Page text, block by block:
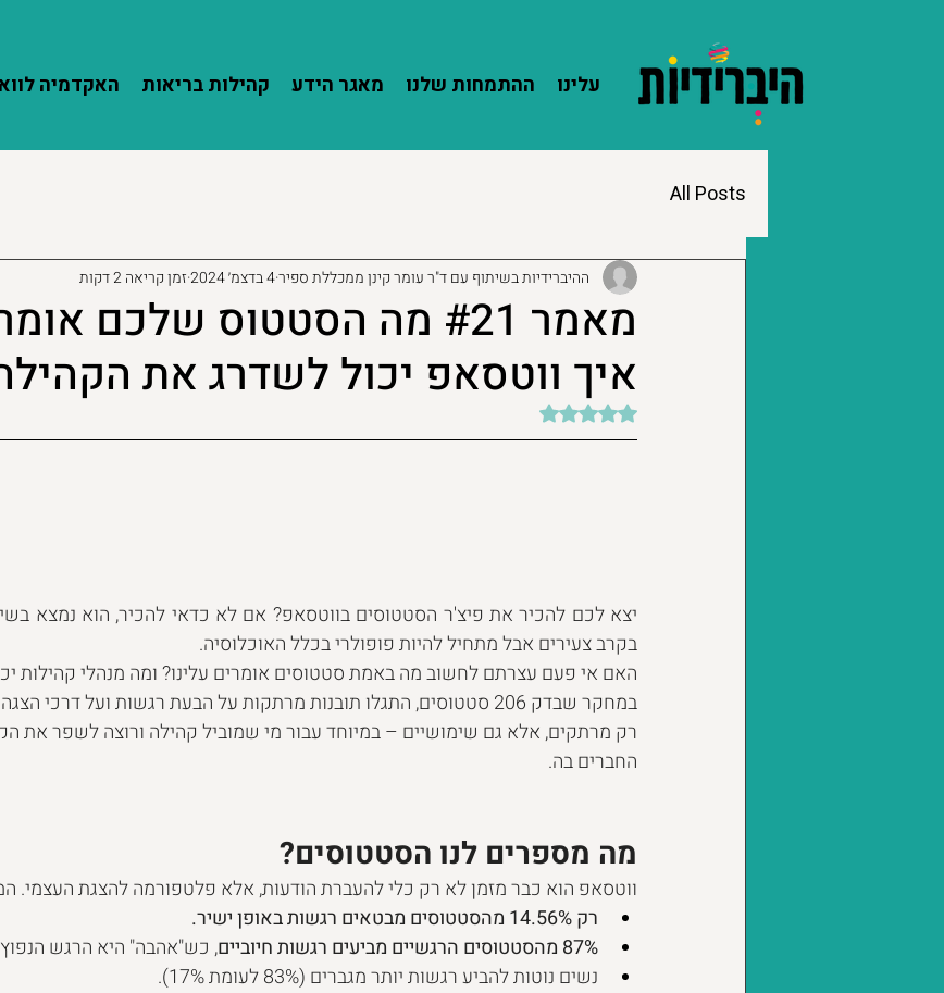
עלינו ההתמחות שלנו מאגר הידע קהילות בריאות האקדמיה
All Posts
מאמר #21 מה הסטטוס שלכם
איך ווטסאפ יכול לשדרג את
ההיברידיות בשיתוף עם ד"ר עומר קינן ממכללת ספיר4 בדצמ׳ 2024 זמן קריאה 2 דקות
דירוג של NaN מתוך 5 כוכבים
בקרב צעירים אבל מתחיל להיות פופולרי בכלל האוכלוסיה.
האם אי פעם עצרתם לחשוב מה באמת סטטוסים אומרים עלינו? ומה מנהלי קהילות
במחקר שבדק 206 סטטוסים, התגלו תובנות מרתקות על הבעת רגשות ועל
רק מרתקים, אלא גם שימושיים – במיוחד עבור מי שמוביל קהילה ורוצה לשפר את
החברים בה.
מה מספרים לנו הסטטוסים?
ווטסאפ הוא כבר מזמן לא רק כלי להעברת הודעות, אלא פלטפורמה להצגת העצמי.
רק 14.56% מהסטטוסים מבטאים רגשות באופן ישיר.
87% מהסטטוסים הרגשיים מביעים רגשות חיוביים
, כש"אהבה" היא הרגש הנפוץ
נשים נוטות להביע רגשות יותר מגברים (83% לעומת 17%).